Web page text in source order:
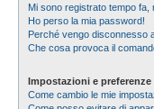
Mi sono registrato tempo fa,
Ho perso la mia password!
Perché vengo disconnesso
Che cosa provoca il
Impostazioni e preferenze
Come cambio le mie